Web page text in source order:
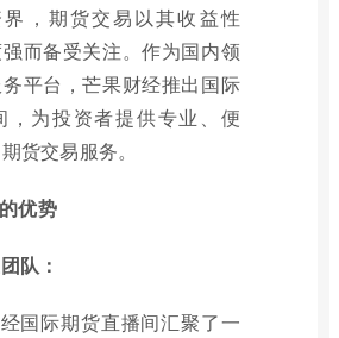
，期货交易以其收益性
而备受关注。作为国内领
平台，芒果财经推出国际
，为投资者提供专业、便
货交易服务。
优势
队：
国际期货直播间汇聚了一